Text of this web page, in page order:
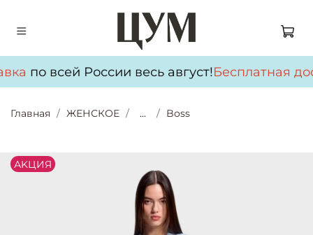
по всей России весь август!Бесплатная
Главная ЖЕНСКОЕ ... Boss
АKЦИЯ